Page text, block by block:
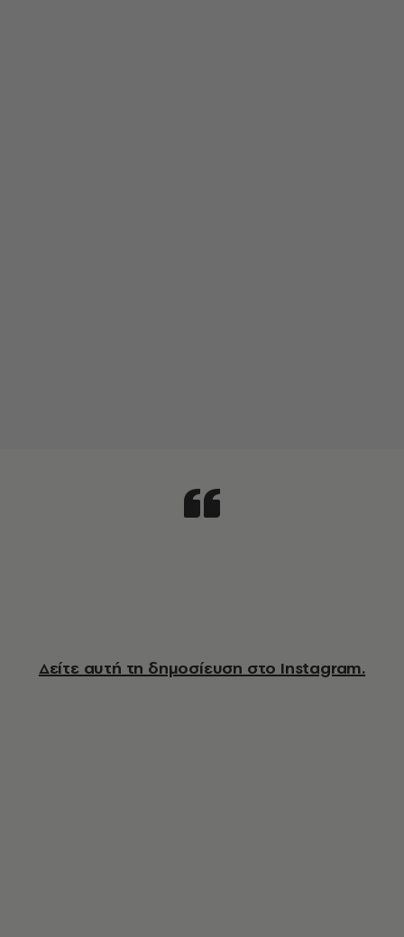
Δείτε αυτή τη δημοσίευση στο Instagram.